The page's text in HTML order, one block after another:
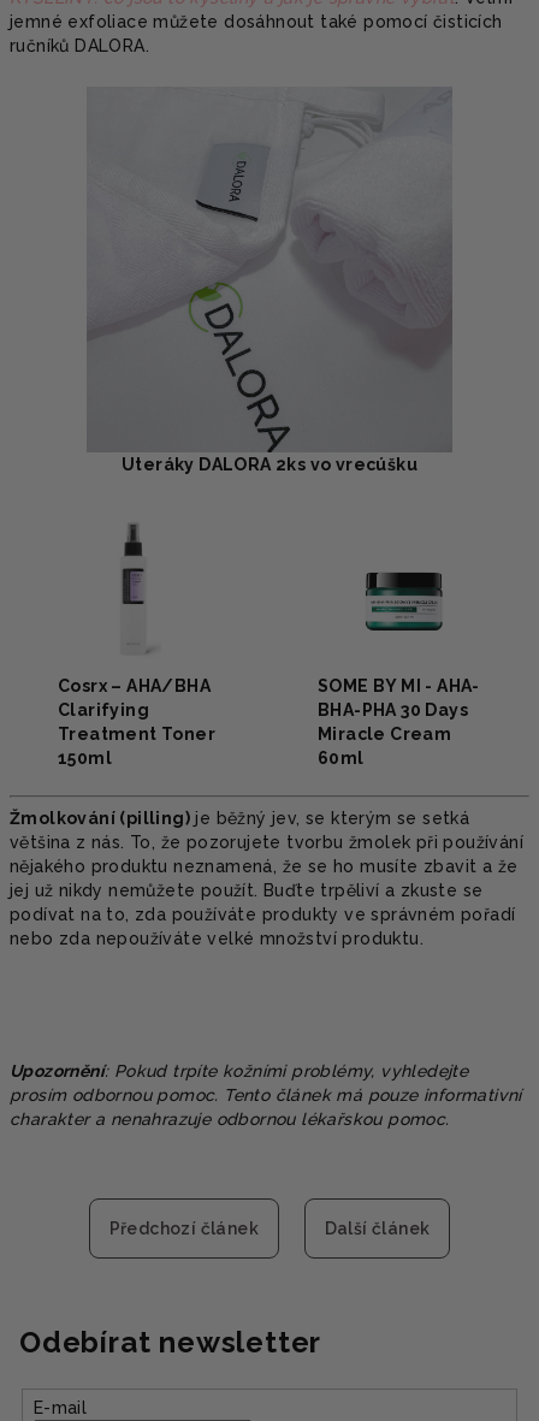
jemné exfoliace můžete dosáhnout také pomocí čisticích
ručníků DALORA.
Uteráky DALORA 2ks vo vrecúšku
Cosrx – AHA/BHA
Clarifying
Treatment Toner
150ml
SOME BY MI - AHA-
BHA-PHA 30 Days
Miracle Cream
60ml
Žmolkování (pilling) je běžný jev, se kterým se setká
většina z nás. To, že pozorujete tvorbu žmolek při používání
nějakého produktu neznamená, že se ho musíte zbavit a že
jej už nikdy nemůžete použít. Buďte trpěliví a zkuste se
podívat na to, zda používáte produkty ve správném pořadí
nebo zda nepoužíváte velké množství produktu.
Upozornění: Pokud trpíte kožními problémy, vyhledejte
prosím odbornou pomoc. Tento článek má pouze informativní
charakter a nenahrazuje odbornou lékařskou pomoc.
Předchozí článek Další článek
Odebírat newsletter
E-mail